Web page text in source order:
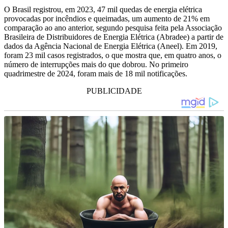
O Brasil registrou, em 2023, 47 mil quedas de energia elétrica
provocadas por incêndios e queimadas, um aumento de 21% em
comparação ao ano anterior, segundo pesquisa feita pela Associação
Brasileira de Distribuidores de Energia Elétrica (Abradee) a partir de
dados da Agência Nacional de Energia Elétrica (Aneel). Em 2019,
foram 23 mil casos registrados, o que mostra que, em quatro anos, o
número de interrupções mais do que dobrou. No primeiro
quadrimestre de 2024, foram mais de 18 mil notificações.
PUBLICIDADE